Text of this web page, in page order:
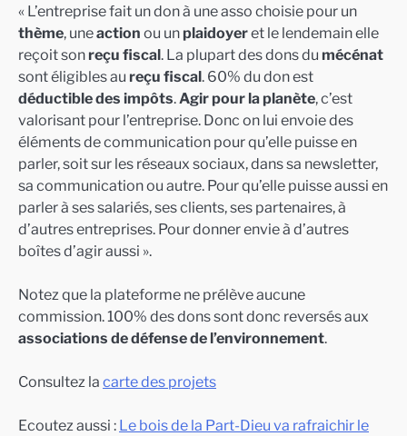
« L’entreprise fait un don à une asso choisie pour un
thème, uneaction ou un plaidoyeret le lendemain elle
reçoit son reçu fiscal. La plupart des dons du mécénat
sont éligibles au reçu fiscal. 60% du don est
déductible des impôts. Agir pour la planète, c’est
valorisant pour l’entreprise. Donc on lui envoie des
éléments de communication pour qu’elle puisse en
parler, soit sur les réseaux sociaux, dans sa newsletter,
sa communication ou autre. Pour qu’elle puisse aussi en
parler à ses salariés, ses clients, ses partenaires, à
d’autres entreprises. Pour donner envie à d’autres
boîtes d’agir aussi ».
Notez que la plateforme ne prélève aucune
commission. 100% des dons sont donc reversés aux
associations de défense de l’environnement.
Consultez la carte des projets
Ecoutez aussi : Le bois de la Part-Dieu va rafraichir le